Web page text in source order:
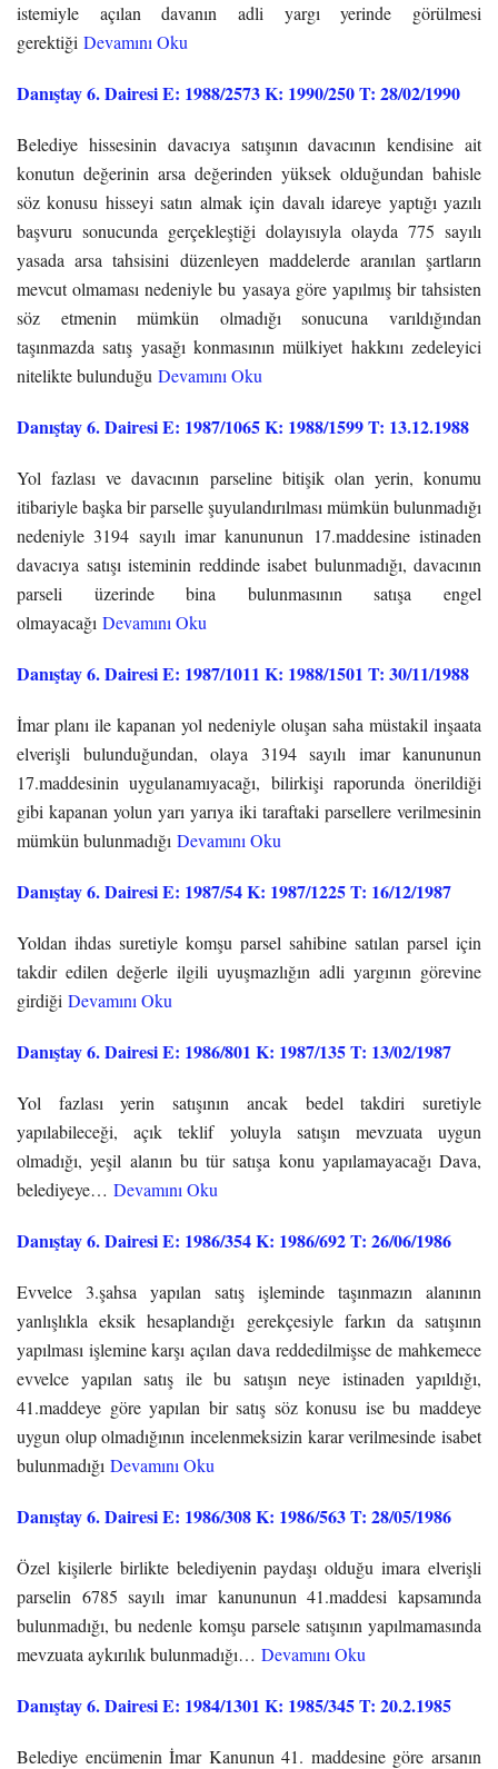
istemiyle açılan davanın adli yargı yerinde görülmesi
gerektiği Devamını Oku
Danıştay 6. Dairesi E: 1988/2573 K: 1990/250 T: 28/02/1990
Belediye hissesinin davacıya satışının davacının kendisine ait
konutun değerinin arsa değerinden yüksek olduğundan bahisle
söz konusu hisseyi satın almak için davalı idareye yaptığı yazılı
başvuru sonucunda gerçekleştiği dolayısıyla olayda 775 sayılı
yasada arsa tahsisini düzenleyen maddelerde aranılan şartların
mevcut olmaması nedeniyle bu yasaya göre yapılmış bir tahsisten
söz etmenin mümkün olmadığı sonucuna varıldığından
taşınmazda satış yasağı konmasının mülkiyet hakkını zedeleyici
nitelikte bulunduğu Devamını Oku
Danıştay 6. Dairesi E: 1987/1065 K: 1988/1599 T: 13.12.1988
Yol fazlası ve davacının parseline bitişik olan yerin, konumu
itibariyle başka bir parselle şuyulandırılması mümkün bulunmadığı
nedeniyle 3194 sayılı imar kanununun 17.maddesine istinaden
davacıya satışı isteminin reddinde isabet bulunmadığı, davacının
parseli üzerinde bina bulunmasının satışa engel
olmayacağı Devamını Oku
Danıştay 6. Dairesi E: 1987/1011 K: 1988/1501 T: 30/11/1988
İmar planı ile kapanan yol nedeniyle oluşan saha müstakil inşaata
elverişli bulunduğundan, olaya 3194 sayılı imar kanununun
17.maddesinin uygulanamıyacağı, bilirkişi raporunda önerildiği
gibi kapanan yolun yarı yarıya iki taraftaki parsellere verilmesinin
mümkün bulunmadığı Devamını Oku
Danıştay 6. Dairesi E: 1987/54 K: 1987/1225 T: 16/12/1987
Yoldan ihdas suretiyle komşu parsel sahibine satılan parsel için
takdir edilen değerle ilgili uyuşmazlığın adli yargının görevine
girdiği Devamını Oku
Danıştay 6. Dairesi E: 1986/801 K: 1987/135 T: 13/02/1987
Yol fazlası yerin satışının ancak bedel takdiri suretiyle
yapılabileceği, açık teklif yoluyla satışın mevzuata uygun
olmadığı, yeşil alanın bu tür satışa konu yapılamayacağı Dava,
belediyeye… Devamını Oku
Danıştay 6. Dairesi E: 1986/354 K: 1986/692 T: 26/06/1986
Evvelce 3.şahsa yapılan satış işleminde taşınmazın alanının
yanlışlıkla eksik hesaplandığı gerekçesiyle farkın da satışının
yapılması işlemine karşı açılan dava reddedilmişse de mahkemece
evvelce yapılan satış ile bu satışın neye istinaden yapıldığı,
41.maddeye göre yapılan bir satış söz konusu ise bu maddeye
uygun olup olmadığının incelenmeksizin karar verilmesinde isabet
bulunmadığı Devamını Oku
Danıştay 6. Dairesi E: 1986/308 K: 1986/563 T: 28/05/1986
Özel kişilerle birlikte belediyenin paydaşı olduğu imara elverişli
parselin 6785 sayılı imar kanununun 41.maddesi kapsamında
bulunmadığı, bu nedenle komşu parsele satışının yapılmamasında
mevzuata aykırılık bulunmadığı… Devamını Oku
Danıştay 6. Dairesi E: 1984/1301 K: 1985/345 T: 20.2.1985
Belediye encümenin İmar Kanunun 41. maddesine göre arsanın